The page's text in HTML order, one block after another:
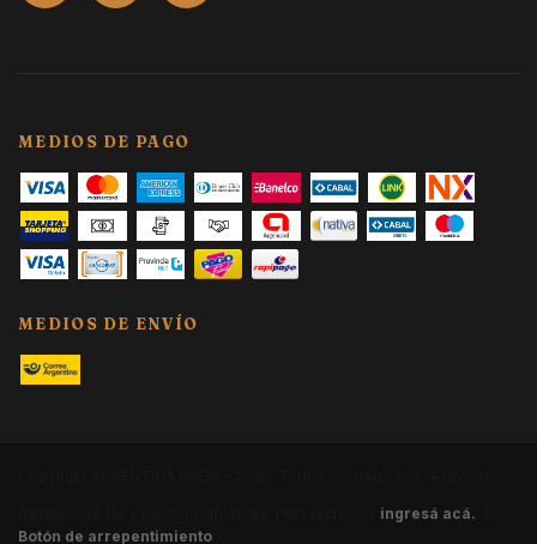
MEDIOS DE PAGO
MEDIOS DE ENVÍO
ingresá acá.
Botón de arrepentimiento